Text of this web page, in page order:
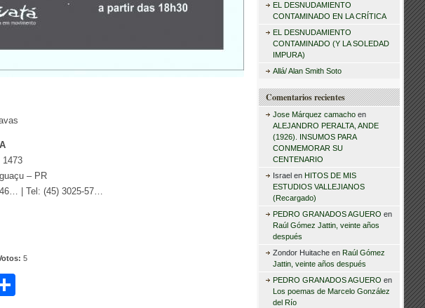
1473
– PR
| Tel: (45) 3025-57…
5
r
EL DESNUDAMIENTO
CONTAMINADO EN LA CRÍTICA
EL DESNUDAMIENTO
CONTAMINADO (Y LA SOLEDAD
IMPURA)
Allá/ Alan Smith Soto
Comentarios recientes
Jose Márquez camachoen
ALEJANDRO PERALTA, ANDE
(1926). INSUMOS PARA
CONMEMORAR SU
CENTENARIO
Israelen HITOS DE MIS
ESTUDIOS VALLEJIANOS
(Recargado)
PEDRO GRANADOS AGUERO en
Raúl Gómez Jattin, veinte años
después
Zondor Huitacheen Raúl Gómez
Jattin, veinte años después
PEDRO GRANADOS AGUERO en
Los poemas de Marcelo González
del Río